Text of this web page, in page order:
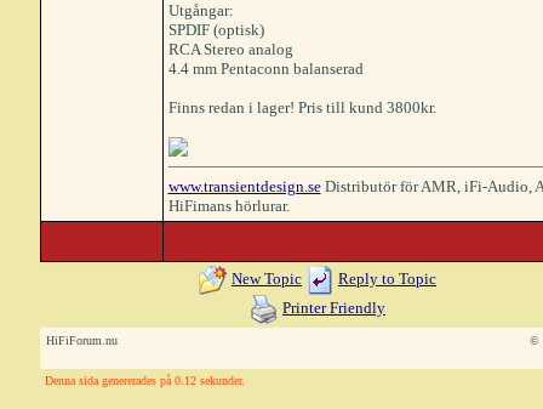
Utgångar:
SPDIF (optisk)
RCA Stereo analog
4.4 mm Pentaconn balanserad
Finns redan i lager! Pris till kund 3800kr.
www.transientdesign.seDistributör för AMR, iFi-Audio,
HiFimans hörlurar.
New Topic
Reply to Topic
Printer Friendly
HiFiForum.nu ©
Denna sida genererades på 0.12 sekunder.